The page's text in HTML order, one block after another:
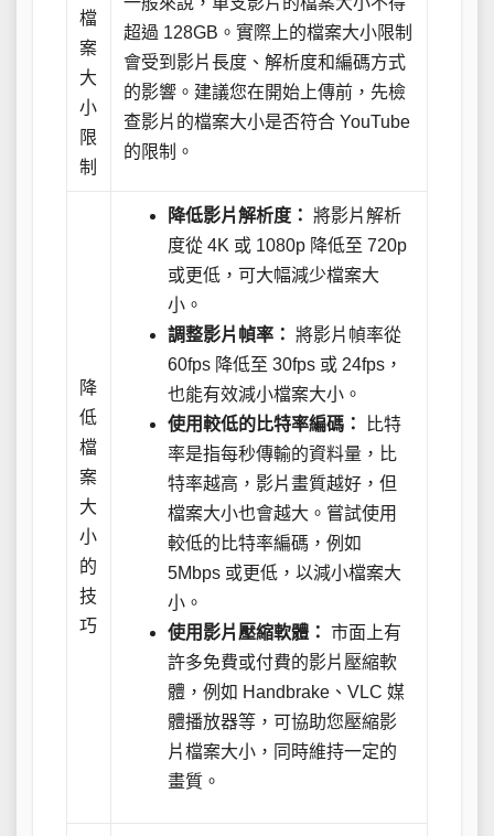
檔
案
大
小
限
制
超過 128GB。實際上的檔案大小限制
會受到影片長度、解析度和編碼方式
的影響。建議您在開始上傳前，先檢
查影片的檔案大小是否符合 YouTube
的限制。
降
低
檔
案
大
小
的
技
巧
降低影片解析度： 將影片解析
度從 4K 或 1080p 降低至 720p
或更低，可大幅減少檔案大
小。
調整影片幀率： 將影片幀率從
60fps 降低至 30fps 或 24fps，
也能有效減小檔案大小。
使用較低的比特率編碼：
比特
率是指每秒傳輸的資料量，比
特率越高，影片畫質越好，但
檔案大小也會越大。嘗試使用
較低的比特率編碼，例如
5Mbps 或更低，以減小檔案大
小。
使用影片壓縮軟體： 市面上有
許多免費或付費的影片壓縮軟
體，例如 Handbrake、VLC 媒
體播放器等，可協助您壓縮影
片檔案大小，同時維持一定的
畫質。